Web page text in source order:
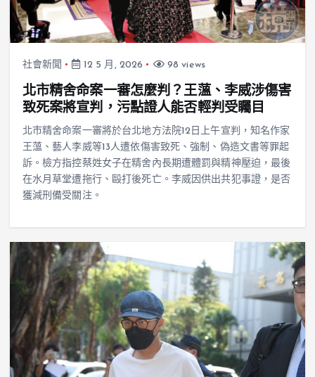
社會新聞 12 5 月, 2026 98 views
北市精舍命案一審怎麼判？王薀、李威涉傷害
致死案將宣判，污點證人能否輕判受矚目
北市精舍命案一審將於台北地方法院12日上午宣判，知名作家
王薀、藝人李威等13人遭依傷害致死、強制、偽造文書等罪起
訴。檢方指控蔡姓女子在精舍內長期遭體罰與精神壓迫，最後
在水月草堂遭拖行、毆打後死亡。李威因供出共犯事證，是否
獲減刑備受關注。